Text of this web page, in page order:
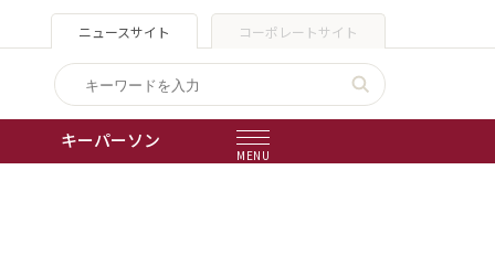
ニュースサイト コーポレートサイト
キーパーソン
MENU